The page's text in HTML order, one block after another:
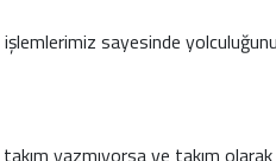
sayesinde
yazmıyorsa ve takım